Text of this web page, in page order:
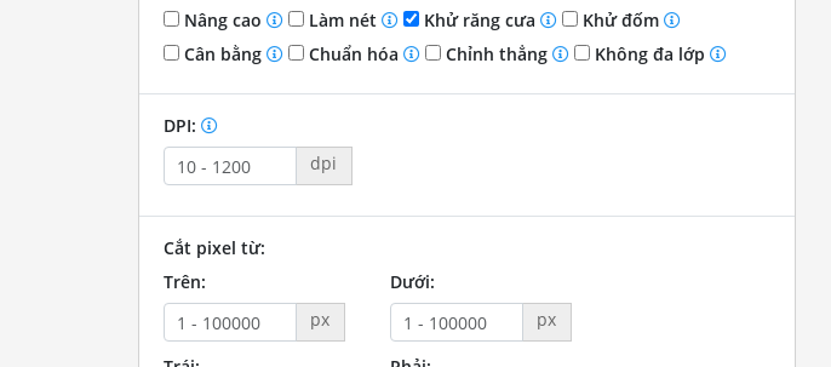
Nâng cao Làm nét Khử răng cưa
Khử đốm
Cân bằng
Chuẩn hóa Chỉnh thẳng Không đa lớp
DPI:
dpi
Cắt pixel từ:
Trên:
px
Dưới:
px